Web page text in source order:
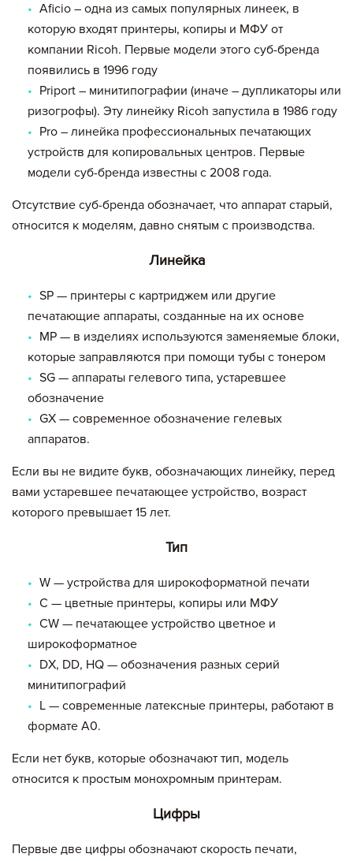
Aficio – одна из самых популярных линеек, в
которую входят принтеры, копиры и МФУ от
компании Ricoh. Первые модели этого суб-бренда
появились в 1996 году
Priport – минитипографии (иначе – дупликаторы или
ризогрофы). Эту линейку Ricoh запустила в 1986 году
Pro – линейка профессиональных печатающих
устройств для копировальных центров. Первые
модели суб-бренда известны с 2008 года.
Отсутствие суб-бренда обозначает, что аппарат старый,
относится к моделям, давно снятым с производства.
Линейка
SP — принтеры с картриджем или другие
печатающие аппараты, созданные на их основе
MP — в изделиях используются заменяемые блоки,
которые заправляются при помощи тубы с тонером
SG — аппараты гелевого типа, устаревшее
обозначение
GX — современное обозначение гелевых
аппаратов.
Если вы не видите букв, обозначающих линейку, перед
вами устаревшее печатающее устройство, возраст
которого превышает 15 лет.
Тип
W — устройства для широкоформатной печати
С — цветные принтеры, копиры или МФУ
CW — печатающее устройство цветное и
широкоформатное
DX, DD, HQ — обозначения разных серий
минитипографий
L — современные латексные принтеры, работают в
формате А0.
Если нет букв, которые обозначают тип, модель
относится к простым монохромным принтерам.
Цифры
Первые две цифры обозначают скорость печати,